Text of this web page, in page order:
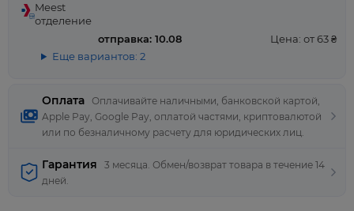
Оплата
Оплачивайте наличными, банковской картой,
Apple Pay, Google Pay, оплатой частями, криптовалютой
или по безналичному расчету для юридических лиц.
Meest
отделение
отправка: 10.08
Цена: от 63 ₴
Еще вариантов: 2
Гарантия
3 месяца. Обмен/возврат товара в течение 14
дней.